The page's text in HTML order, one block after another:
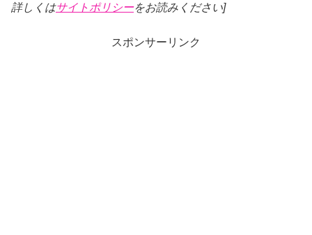
詳しくはサイトポリシーをお読みください]
スポンサーリンク